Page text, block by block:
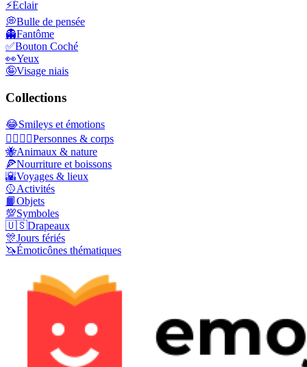
⚡Éclair
💭Bulle de pensée
👻Fantôme
✅Bouton Coché
👀Yeux
🤪Visage niais
Collections
😂Smileys et émotions
👩‍❤️‍💋‍👨Personnes & corps
🐝Animaux & nature
🍕Nourriture et boissons
🌇Voyages & lieux
🥎Activités
📙Objets
💯Symboles
🇺🇸Drapeaux
🎊Jours fériés
🦄Émoticônes thématiques